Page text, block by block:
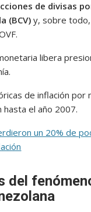
de divisas
(BCV) y, sobre
libera
de inflación por
hasta el año 2007.
un 20% de
del